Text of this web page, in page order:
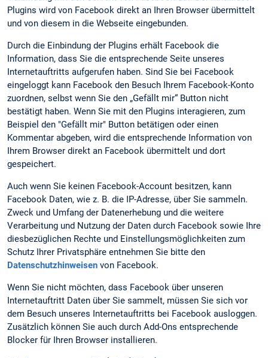
Plugins wird von Facebook direkt an Ihren Browser übermittelt
und von diesem in die Webseite eingebunden.
Durch die Einbindung der Plugins erhält Facebook die
Information, dass Sie die entsprechende Seite unseres
Internetauftritts aufgerufen haben. Sind Sie bei Facebook
eingeloggt kann Facebook den Besuch Ihrem Facebook-Konto
zuordnen, selbst wenn Sie den „Gefällt mir“ Button nicht
bestätigt haben. Wenn Sie mit den Plugins interagieren, zum
Beispiel den "Gefällt mir" Button betätigen oder einen
Kommentar abgeben, wird die entsprechende Information von
Ihrem Browser direkt an Facebook übermittelt und dort
gespeichert.
Auch wenn Sie keinen Facebook-Account besitzen, kann
Facebook Daten, wie z. B. die IP-Adresse, über Sie sammeln.
Zweck und Umfang der Datenerhebung und die weitere
Verarbeitung und Nutzung der Daten durch Facebook sowie Ihre
diesbezüglichen Rechte und Einstellungsmöglichkeiten zum
Schutz Ihrer Privatsphäre entnehmen Sie bitte den
Datenschutzhinweisen von Facebook.
Wenn Sie nicht möchten, dass Facebook über unseren
Internetauftritt Daten über Sie sammelt, müssen Sie sich vor
dem Besuch unseres Internetauftritts bei Facebook ausloggen.
Zusätzlich können Sie auch durch Add-Ons entsprechende
Blocker für Ihren Browser installieren.